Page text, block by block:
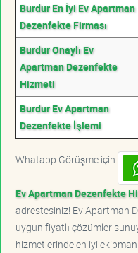
Burdur En İyi Ev Apartman
Dezenfekte Firması
Burdur Onaylı Ev
Apartman Dezenfekte
Hizmeti
Burdur Ev Apartman
Dezenfekte İşlemi
Whatapp Görüşme için
Ev Apartman Dezenfekte
adrestesiniz! Ev Apartman
uygun fiyatlı çözümler
hizmetlerinde en iyi